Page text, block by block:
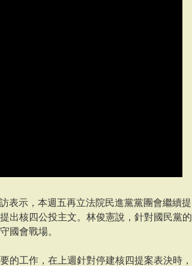
表示，本週五再立法院民進黨黨團會繼續提
出核四公投主文。林俊憲說，針對國民黨的
國會戰場。
的工作，在上週針對停建核四提案表決時，